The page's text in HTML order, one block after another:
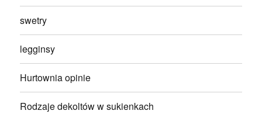
swetry
legginsy
Hurtownia opinie
Rodzaje dekoltów w sukienkach